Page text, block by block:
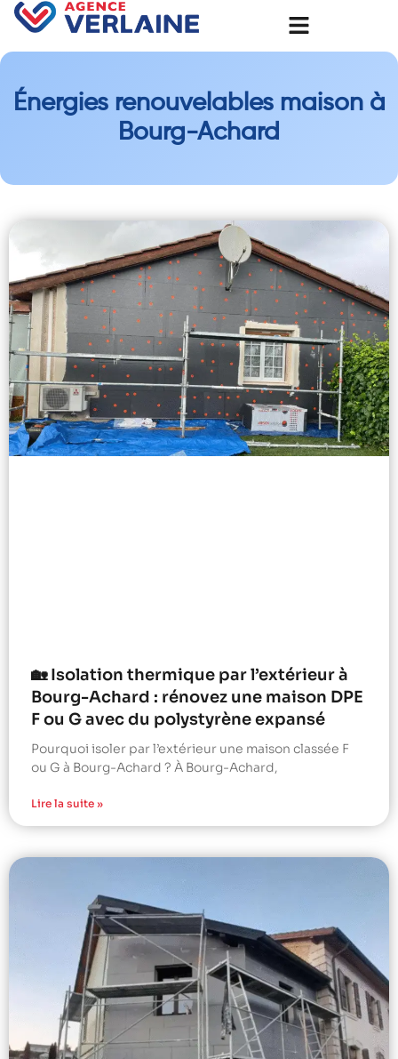
Énergies renouvelables maison à
Bourg-Achard
🏡 Isolation thermique par l’extérieur à
Bourg-Achard : rénovez une maison DPE
F ou G avec du polystyrène expansé
Pourquoi isoler par l’extérieur une maison classée F
ou G à Bourg-Achard ? À Bourg-Achard,
Lire la suite »